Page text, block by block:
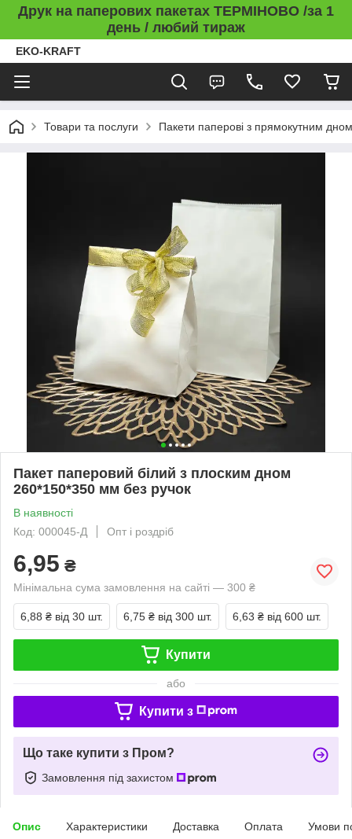
Друк на паперових пакетах ТЕРМІНОВО /за 1
день / любий тираж
EKO-KRAFT
Товари та послуги Пакети паперові з прямокутним дном
Пакет паперовий білий з плоским дном
260*150*350 мм без ручок
В наявності
Код: 000045-Д
Опт і роздріб
6,95 ₴
Мінімальна сума замовлення на сайті — 300 ₴
6,88 ₴ від 30 шт. 6,75 ₴ від 300 шт. 6,63 ₴ від 600 шт.
Купити
або
Купити з
Що таке купити з Пром?
Замовлення під захистом
Опис Характеристики Доставка Оплата Умови